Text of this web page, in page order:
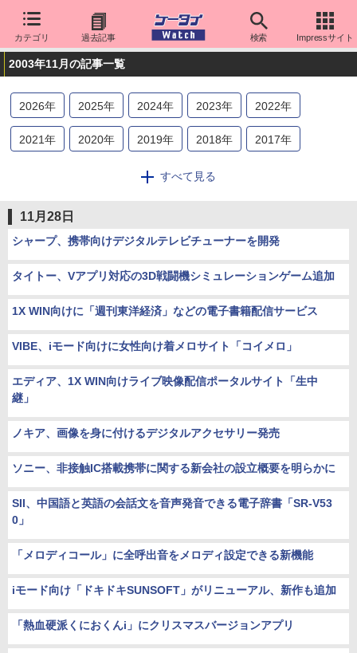
カテゴリ 過去記事 検索 Impressサイト
2003年11月の記事一覧
2026年 2025年 2024年 2023年 2022年
2021年 2020年 2019年 2018年 2017年
2014年 2013
2006年 2005年 2004年 2003年 2002
2001 年 2000 年
すべて見る
11月28日
シャープ、携帯向けデジタルテレビチューナーを開発
タイトー、Vアプリ対応の3D戦闘機シミュレーションゲーム追加
1X WIN向けに「週刊東洋経済」などの電子書籍配信サービス
VIBE、iモード向けに女性向け着メロサイト「コイメロ」
エディア、1X WIN向けライブ映像配信ポータルサイト「生中
継」
ノキア、画像を身に付けるデジタルアクセサリー発売
ソニー、非接触IC搭載携帯に関する新会社の設立概要を明らかに
SII、中国語と英語の会話文を音声発音できる電子辞書「SR-V53
0」
「メロディコール」に全呼出音をメロディ設定できる新機能
iモード向け「ドキドキSUNSOFT」がリニューアル、新作も追加
「熱血硬派くにおくんi」にクリスマスバージョンアプリ